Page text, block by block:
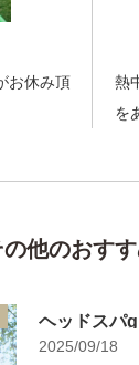
お休み頂
熱
を
の他のおす
2025/09/18